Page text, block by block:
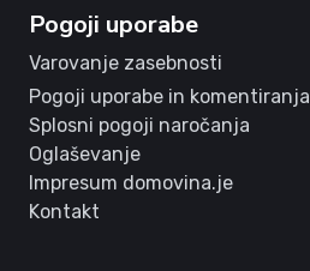
Pogoji uporabe
Varovanje zasebnosti
Pogoji uporabe in komentiranja
Splosni pogoji naročanja
Oglaševanje
Impresum domovina.je
Kontakt